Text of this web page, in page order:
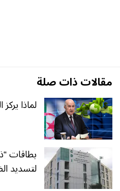
مقالات ذات صلة
لماذا يركز
بطاقات
لتسديد